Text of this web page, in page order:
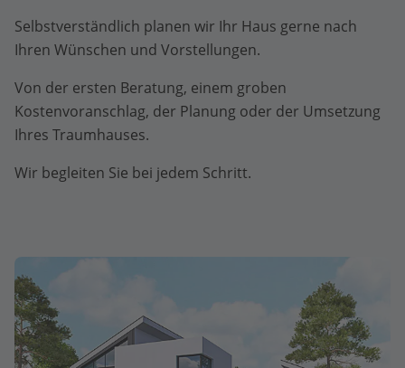
Selbstverständlich planen wir Ihr Haus gerne nach
Ihren Wünschen und Vorstellungen.
Von der ersten Beratung, einem groben
Kostenvoranschlag, der Planung oder der Umsetzung
Ihres Traumhauses.
Wir begleiten Sie bei jedem Schritt.